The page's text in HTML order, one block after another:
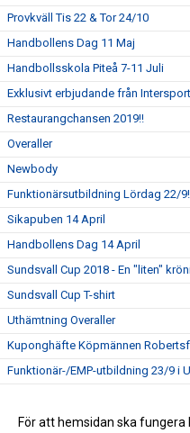
Provkväll Tis 22 & Tor 24/10
Handbollens Dag 11 Maj
Handbollsskola Piteå 7-11 Juli
Exklusivt erbjudande från
Restaurangchansen 2019!!
Overaller
Newbody
Funktionärsutbildning Lördag 22/9!
Sikapuben 14 April
Handbollens Dag 14 April
Sundsvall Cup 2018 - En "liten"
Sundsvall Cup T-shirt
Uthämtning Overaller
Kuponghäfte Köpmännen
Funktionär-/EMP-utbildning 23/9 i
Information gällande SMS-utskick
För att hemsidan ska